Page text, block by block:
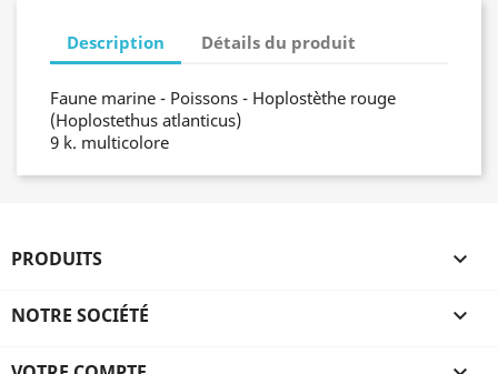
Description Détails du produit
Faune marine - Poissons - Hoplostèthe rouge
(Hoplostethus atlanticus)
9 k. multicolore
PRODUITS 
NOTRE SOCIÉTÉ 